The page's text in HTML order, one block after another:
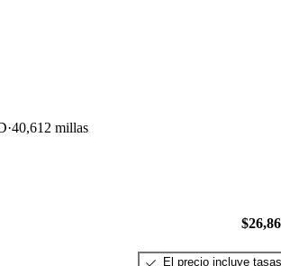
40,612 millas
El precio incluye tasas